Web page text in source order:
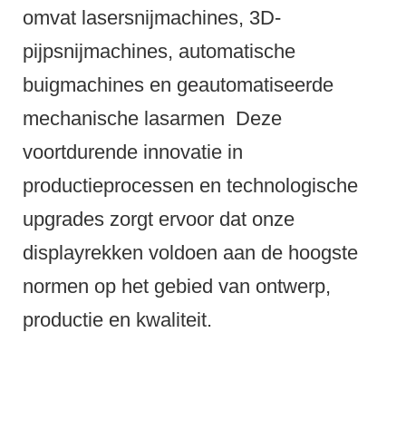
omvat lasersnijmachines, 3D-
pijpsnijmachines, automatische
buigmachines en geautomatiseerde
mechanische lasarmen Deze
voortdurende innovatie in
productieprocessen en technologische
upgrades zorgt ervoor dat onze
displayrekken voldoen aan de hoogste
normen op het gebied van ontwerp,
productie en kwaliteit.